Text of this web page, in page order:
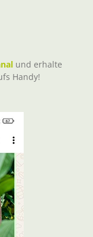
und erhalte
Handy!